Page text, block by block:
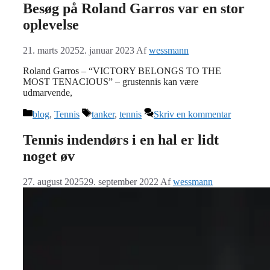
Besøg på Roland Garros var en stor
oplevelse
21. marts 20252. januar 2023 Afwessmann
Roland Garros – “VICTORY BELONGS TO THE
MOST TENACIOUS” – grustennis kan være
udmarvende,
Kategorier
blog, Tennis Tags
tanker, tennis Skriv en kommentar
Tennis indendørs i en hal er lidt
noget øv
27. august 202529. september 2022 Afwessmann